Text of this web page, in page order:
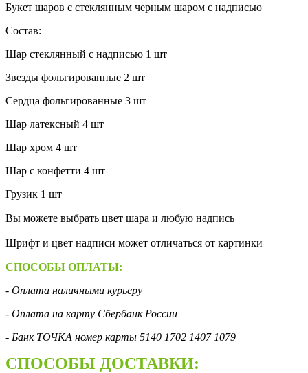
Букет шаров с стеклянным черным шаром с надписью
Состав:
Шар стеклянный с надписью 1 шт
Звезды фольгированные 2 шт
Сердца фольгированные 3 шт
Шар латексный 4 шт
Шар хром 4 шт
Шар с конфетти 4 шт
Грузик 1 шт
Вы можете выбрать цвет шара и любую надпись
Шрифт и цвет надписи может отличаться от картинки
СПОСОБЫ ОПЛАТЫ:
- Оплата наличными курьеру
- Оплата на карту Сбербанк России
- Банк ТОЧКА номер карты 5140 1702 1407 1079
СПОСОБЫ ДОСТАВКИ: